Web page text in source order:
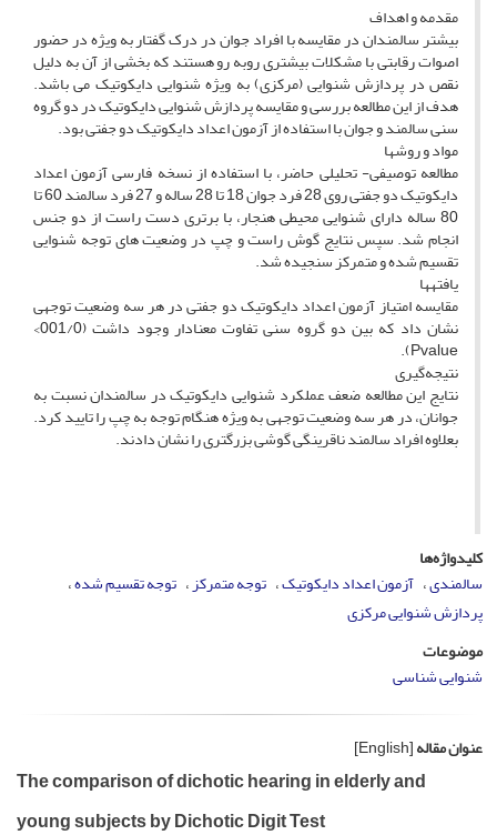
مقدمه و اهداف
بیشتر سالمندان در مقایسه با افراد جوان در درک گفتار به ویژه در حضور
اصوات رقابتی با مشکلات بیشتری روبه رو هستند که بخشی از آن به دلیل
نقص در پردازش شنوایی (مرکزی) به ویژه شنوایی دایکوتیک می باشد.
هدف از این مطالعه بررسی و مقایسه پردازش شنوایی دایکوتیک در دو گروه
سنی سالمند و جوان با استفاده از آزمون اعداد دایکوتیک دو جفتی بود.
مواد و روش­ها
مطالعه توصیفی- تحلیلی حاضر، با استفاده از نسخه فارسی آزمون اعداد
دایکوتیک دو جفتی روی 28 فرد جوان 18 تا 28 ساله و 27 فرد سالمند 60 تا
80 ساله دارای شنوایی محیطی هنجار، با ‌برتری دست راست از دو جنس
انجام شد. سپس نتایج گوش راست و چپ در وضعیت های توجه شنوایی
تقسیم شده و متمرکز سنجیده شد.
یافته­ها
مقایسه امتیاز آزمون اعداد دایکوتیک دو جفتی در هر سه وضعیت توجهی
نشان داد که بین دو گروه سنی تفاوت معنادار وجود داشت (001/0>
Pvalue).
نتیجه‌گیری
نتایج این مطالعه ضعف عملکرد شنوایی دایکوتیک در سالمندان نسبت به
جوانان، در هر سه وضعیت توجهی به ویژه هنگام توجه به چپ را تایید کرد.
بعلاوه افراد سالمند ناقرینگی گوشی بزرگتری را نشان دادند.
کلیدواژه‌ها
سالمندی آزمون اعداد دایکوتیک توجه متمرکز توجه تقسیم شده
پردازش شنوایی مرکزی
موضوعات
شنوایی شناسی
عنوان مقاله[English]
The comparison of dichotic hearing in elderly and
young subjects by Dichotic Digit Test